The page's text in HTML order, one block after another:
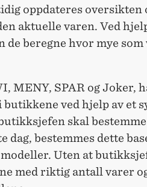
oppdateres oversikten
aktuelle varen. Ved
beregne hvor mye som
MENY, SPAR og Joker,
ved hjelp av et
skal
bestemmes dette
Uten at
med riktig antall varer